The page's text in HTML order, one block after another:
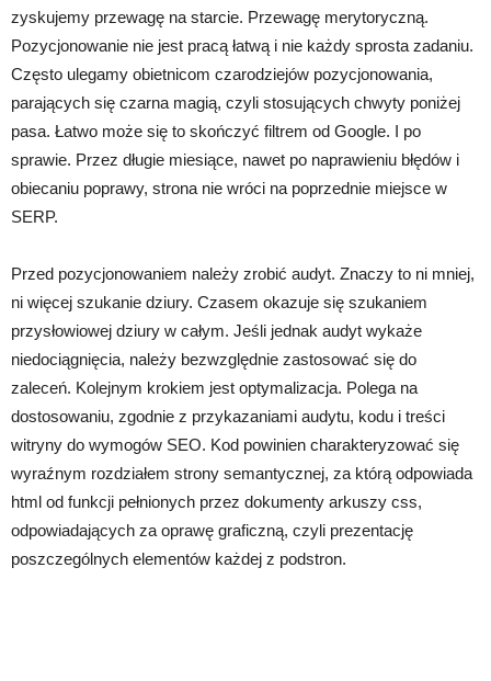
zyskujemy przewagę na starcie. Przewagę merytoryczną.
Pozycjonowanie nie jest pracą łatwą i nie każdy sprosta zadaniu.
Często ulegamy obietnicom czarodziejów pozycjonowania,
parających się czarna magią, czyli stosujących chwyty poniżej
pasa. Łatwo może się to skończyć filtrem od Google. I po
sprawie. Przez długie miesiące, nawet po naprawieniu błędów i
obiecaniu poprawy, strona nie wróci na poprzednie miejsce w
SERP.
Przed pozycjonowaniem należy zrobić audyt. Znaczy to ni mniej,
ni więcej szukanie dziury. Czasem okazuje się szukaniem
przysłowiowej dziury w całym. Jeśli jednak audyt wykaże
niedociągnięcia, należy bezwzględnie zastosować się do
zaleceń. Kolejnym krokiem jest optymalizacja. Polega na
dostosowaniu, zgodnie z przykazaniami audytu, kodu i treści
witryny do wymogów SEO. Kod powinien charakteryzować się
wyraźnym rozdziałem strony semantycznej, za którą odpowiada
html od funkcji pełnionych przez dokumenty arkuszy css,
odpowiadających za oprawę graficzną, czyli prezentację
poszczególnych elementów każdej z podstron.